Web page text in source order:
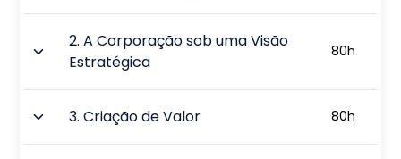
2.A Corporação sob uma Visão
Estratégica
80h
3.Criação de Valor 80h